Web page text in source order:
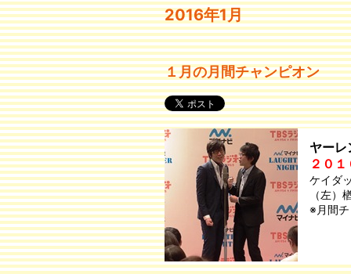
2016年1月
１月の月間チャンピオン
ヤーレ
２０
ケイダ
（左
※月間